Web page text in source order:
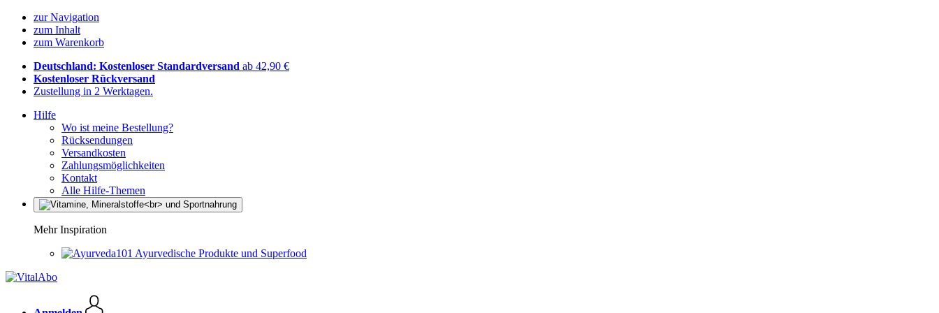
zur Navigation
zum Inhalt
zum Warenkorb
Deutschland: Kostenloser Standardversand ab 42,90 €
Kostenloser Rückversand
Zustellung in 2 Werktagen.
Hilfe
Wo ist meine Bestellung?
Rücksendungen
Versandkosten
Zahlungsmöglichkeiten
Kontakt
Alle Hilfe-Themen
Mehr Inspiration
Ayurvedische Produkte und Superfood